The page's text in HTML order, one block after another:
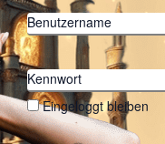
Benutzername
Kennwort
Eingeloggt bleiben